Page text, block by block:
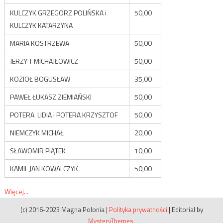
KULCZYK GRZEGORZ POLIŃSKA i
KULCZYK KATARZYNA
50,00
MARIA KOSTRZEWA
50,00
JERZY T MICHAJŁOWICZ
50,00
KOZIOŁ BOGUSŁAW
35,00
PAWEŁ ŁUKASZ ZIEMIAŃSKI
50,00
POTERA LIDIA i POTERA KRZYSZTOF
50,00
NIEMCZYK MICHAŁ
20,00
SŁAWOMIR PIĄTEK
10,00
KAMIL JAN KOWALCZYK
50,00
Więcej...
(c) 2016-2023 Magna Polonia | Polityka prywatności | Editorial by